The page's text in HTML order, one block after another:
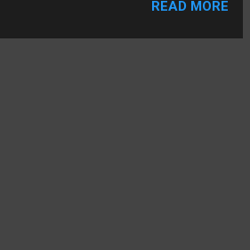
tercinta.
READ MORE